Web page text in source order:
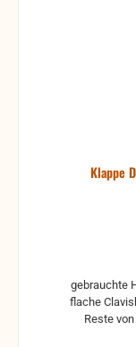
Klappe
gebrauchte
flache Clavishebel zum Kleben ohne
Reste